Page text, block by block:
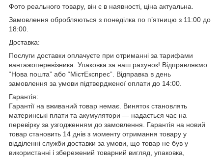
Фото реального товару, він є в наявності, ціна актуальна.
Замовлення обробляються з понеділка по п’ятницю з 11:00 до
18:00.
Доставка:
Послуги доставки оплачуєте при отриманні за тарифами
вантажоперевізника. Упаковка за наш рахунок! Відправляємо
“Нова пошта” або “МістЕкспрес”. Відправка в день
замовлення за умови підтвердженої оплати до 14:00.
Гарантія:
Гарантії на вживаний товар немає. Виняток становлять
материнські плати та акумулятори — надається час на
перевірку за узгодженням до замовлення. Гарантія на новий
товар становить 14 днів з моменту отримання товару у
відділенні служби доставки за умови, що товар не був у
використанні і збережений товарний вигляд, упаковка,